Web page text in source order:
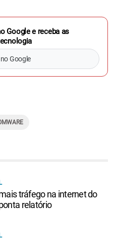
Google e receba as
Google
tráfego na internet do
relatório